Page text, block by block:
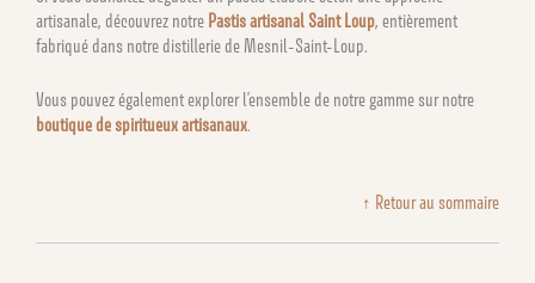
artisanale, découvrez notre Pastis artisanal Saint Loup, entièrement
fabriqué dans notre distillerie de Mesnil-Saint-Loup.
Vous pouvez également explorer l’ensemble de notre gamme sur notre
boutique de spiritueux artisanaux.
↑ Retour au sommaire